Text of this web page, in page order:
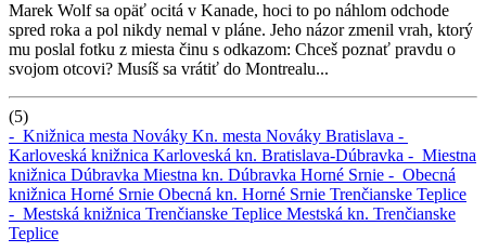
Marek Wolf sa opäť ocitá v Kanade, hoci to po náhlom odchode
spred roka a pol nikdy nemal v pláne. Jeho názor zmenil vrah, ktorý
mu poslal fotku z miesta činu s odkazom: Chceš poznať pravdu o
svojom otcovi? Musíš sa vrátiť do Montrealu...
(5)
- Knižnica mesta Nováky Kn. mesta Nováky Bratislava -
Karloveská knižnica Karloveská kn. Bratislava-Dúbravka - Miestna
knižnica Dúbravka Miestna kn. Dúbravka Horné Srnie - Obecná
knižnica Horné Srnie Obecná kn. Horné Srnie Trenčianske Teplice
- Mestská knižnica Trenčianske Teplice Mestská kn. Trenčianske
Teplice